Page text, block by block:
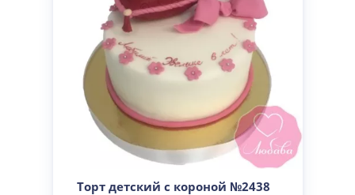
Торт детский с короной №2438